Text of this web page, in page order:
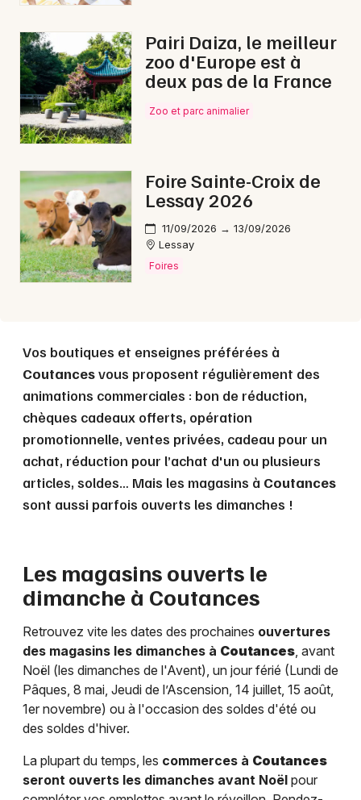
50 - Manche
Choisir mes départements
Mon email
Je m'abonne
Pairi Daiza, le meilleur
zoo d'Europe est à
deux pas de la France
Zoo et parc animalier
Foire Sainte-Croix de
Lessay 2026
11/09/2026 → 13/09/2026
Lessay
Foires
Vos boutiques et enseignes préférées à
Coutancesvous proposent régulièrement des
animations commerciales : bon de réduction,
chèques cadeaux offerts, opération
promotionnelle, ventes privées, cadeau pour un
achat, réduction pour l’achat d'un ou plusieurs
articles, soldes… Mais les magasins à Coutances
sont aussi parfois ouverts les dimanches !
Les magasins ouverts le
dimanche à Coutances
Retrouvez vite les dates des prochaines ouvertures
des magasins les dimanches à Coutances, avant
Noël (les dimanches de l'Avent), un jour férié (Lundi de
Pâques, 8 mai, Jeudi de l’Ascension, 14 juillet, 15 août,
1er novembre) ou à l'occasion des soldes d'été ou
des soldes d'hiver.
La plupart du temps, les commerces à Coutances
seront ouverts les dimanches avant Noël pour